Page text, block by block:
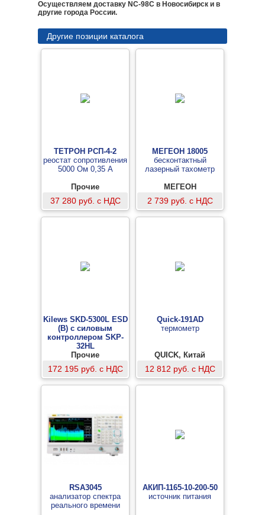
Осуществляем доставку NC-98C в Новосибирск и в
другие города России.
Другие позиции каталога
ТЕТРОН РСП-4-2
реостат сопротивления
5000 Ом 0,35 А
Прочие
37 280 руб. с НДС
МЕГЕОН 18005
бесконтактный
лазерный тахометр
МЕГЕОН
2 739 руб. с НДС
Kilews SKD-5300L ESD
(B) с силовым
контроллером SKP-
32HL
винтоверт
Прочие
172 195 руб. с НДС
Quick-191AD
термометр
QUICK, Китай
12 812 руб. с НДС
RSA3045
анализатор спектра
реального времени
АКИП-1165-10-200-50
источник питания